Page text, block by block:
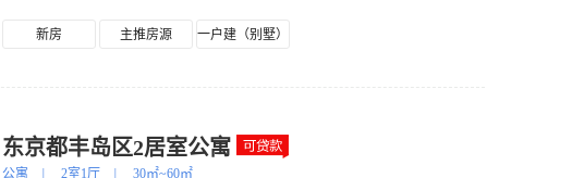
新房 主推房源 一户建（别墅）
东京都丰岛区2居室公寓
公寓 2室1厅 30㎡~60㎡